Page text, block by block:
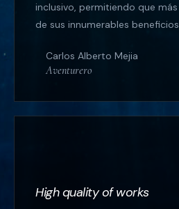
inclusivo, permitiendo que
de sus innumerables
Carlos Alberto Mejia
Aventurero
High quality of works